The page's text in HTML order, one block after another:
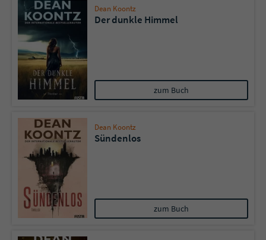
Dean Koontz
Der dunkle Himmel
zum Buch
Dean Koontz
Sündenlos
zum Buch
Laufzeit Session
Zweck
Benutzer. Es wird benötigt um z. B. den